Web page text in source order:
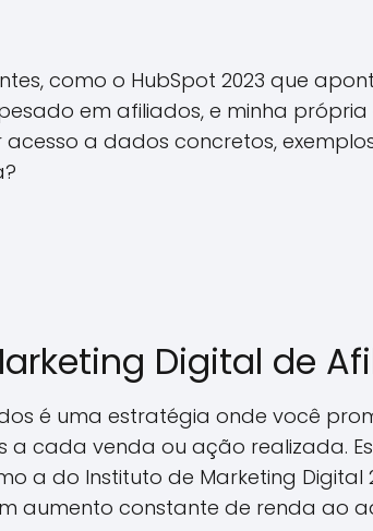
como o HubSpot 2023 que
em afiliados, e minha própria
a dados concretos,
Digital de
é uma estratégia onde você
a cada venda ou ação realizada.
a do Instituto de Marketing Digital
aumento constante de renda ao